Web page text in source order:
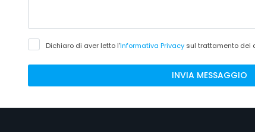
Dichiaro di aver letto l'Informativa Privacy sul trattamento dei
INVIA MESSAGGIO